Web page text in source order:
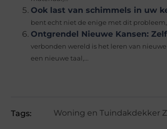
Ook last van schimmels in uw
bent echt niet de enige met dit
Ontgrendel Nieuwe Kansen:
verbonden wereld is het leren van
een nieuwe taal,...
Tags: Woning en Tuindakdekker